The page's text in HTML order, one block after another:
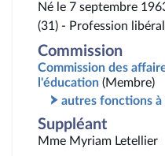
Né le 7 septembre
(31) - Profession
Commission
Commission des
l'éducation (Membre)
autres fonctions à
Suppléant
Mme Myriam Letellier